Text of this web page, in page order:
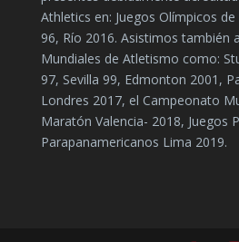
Athletics en: Juegos Olímpicos
96, Río 2016. Asistimos también
Mundiales de Atletismo como:
97, Sevilla 99, Edmonton 2001,
Londres 2017, el Campeonato
Maratón Valencia- 2018, Juegos
Parapanamericanos Lima 2019.